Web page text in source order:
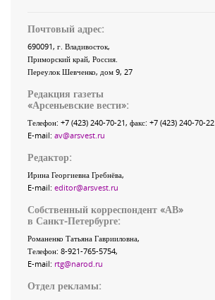
Почтовый адрес:
690091, г. Владивосток,
Приморский край, Россия.
Переулок Шевченко, дом 9, 27
Редакция газеты
«Арсеньевские вести»:
Телефон: +7 (423) 240-70-21, факс: +7 (423) 240-70-22
E-mail: av@arsvest.ru
Редактор:
Ирина Георгиевна Гребнёва,
E-mail: editor@arsvest.ru
Собственный корреспондент «АВ»
в Санкт-Петербурге:
Романенко Татьяна Гаврииловна,
Телефон: 8-921-765-5754,
E-mail: rtg@narod.ru
Отдел рекламы: